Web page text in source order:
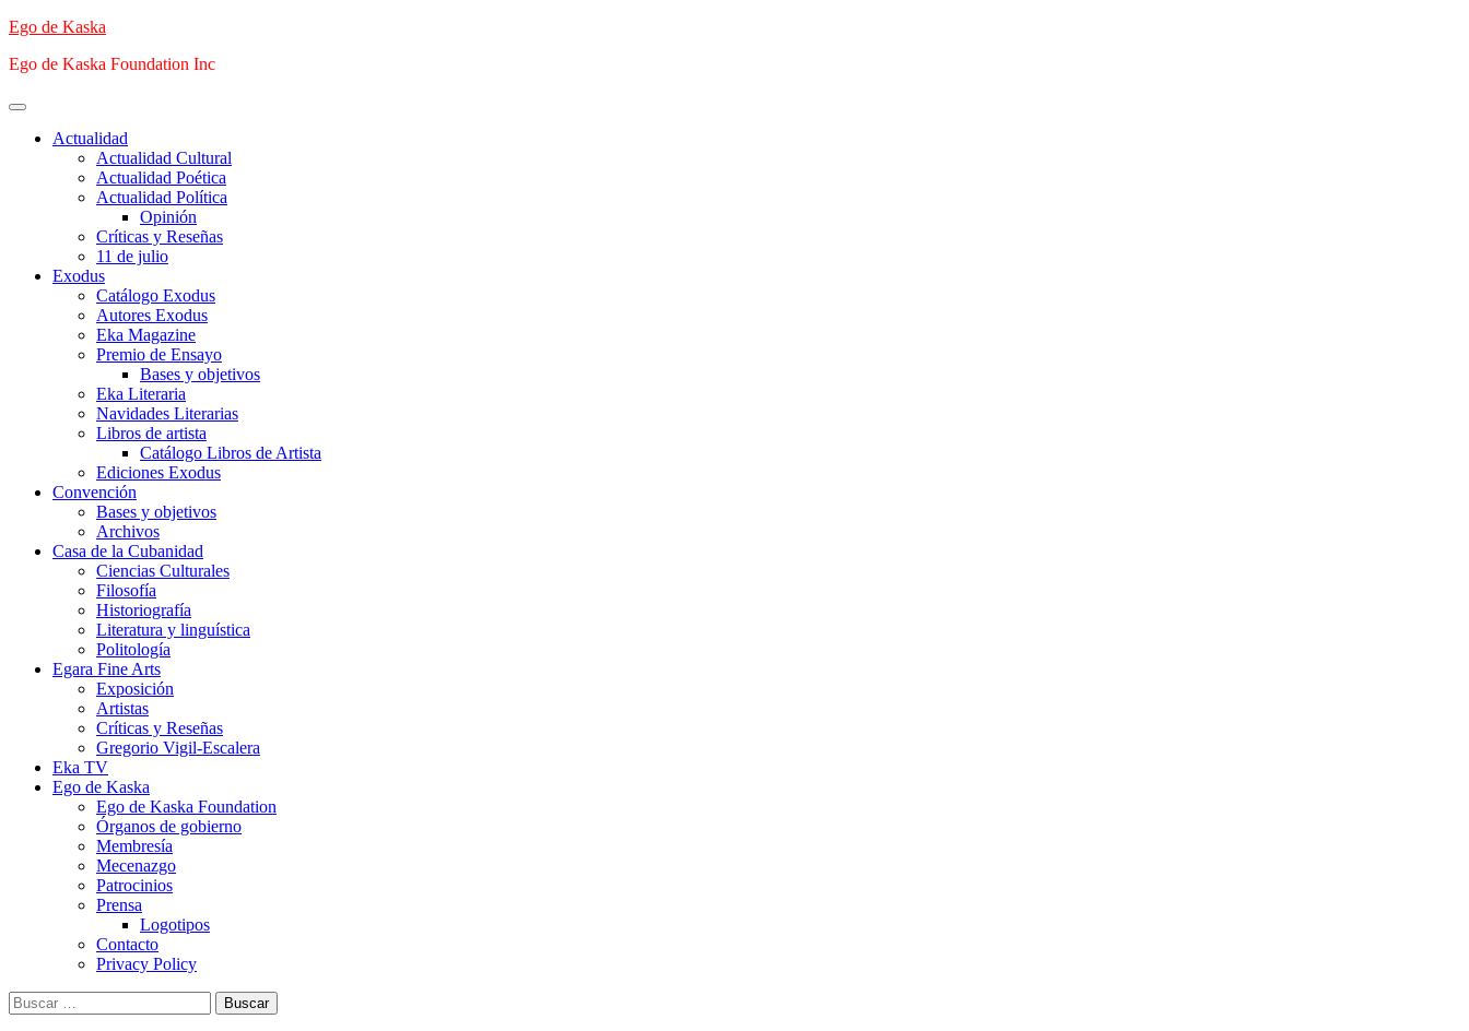
Saltar
contenido
Ego de Kaska
Ego de Kaska Foundation Inc
Menú
principalActualidad
Actualidad Cultural
Actualidad Poética
Actualidad Política
Opinión
Críticas y Reseñas
11 de julio
Exodus
Catálogo Exodus
Autores Exodus
Eka Magazine
Premio de Ensayo
Bases y objetivos
Eka Literaria
Navidades Literarias
Libros de artista
Catálogo Libros de Artista
Ediciones Exodus
Convención
Bases y objetivos
Archivos
Casa de la Cubanidad
Ciencias Culturales
Filosofía
Historiografía
Literatura y linguística
Politología
Egara Fine Arts
Exposición
Artistas
Críticas y Reseñas
Gregorio Vigil-Escalera
Eka TV
Ego de Kaska
Ego de Kaska Foundation
Órganos de gobierno
Membresía
Mecenazgo
Patrocinios
Prensa
Logotipos
Contacto
Privacy Policy
Buscar: